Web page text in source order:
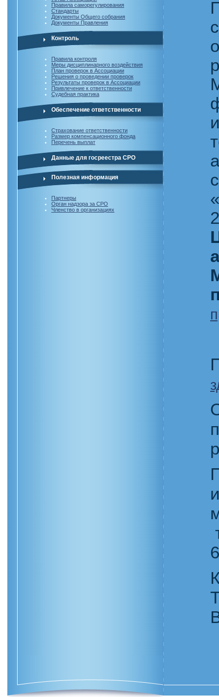
Правила саморегулирования
Стандарты
Документы Общего собрания
Документы Правления
Контроль
Правила контроля
Меры дисциплинарного воздействия
План проверок в Ассоциации
Решения о проведении проверок
Результаты проверок в Ассоциации
Привлечение к ответственности
Судебная практика
Обеспечение ответственности
Страхование ответственности
Размер компенсационного фонда
Перечень выплат
Данные для госреестра СРО
Полезная информация
Партнеры
Орган надзора за СРО
Членство в организациях